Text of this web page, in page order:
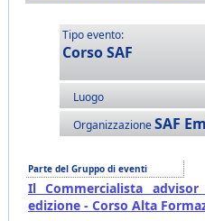
Tipo evento:
Corso SAF
Luogo
OrganizzazioneSAF
Parte del Gruppo di eventi
Il Commercialista advisor
edizione - Corso Alta